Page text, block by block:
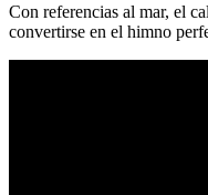
Con referencias al mar, el
convertirse en el himno